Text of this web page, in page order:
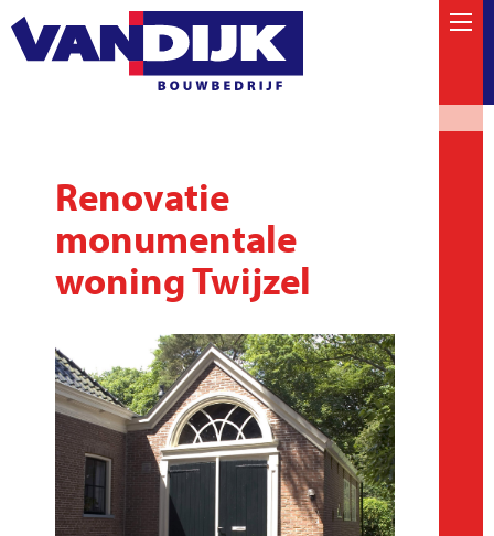
Renovatie
monumentale
woning Twijzel